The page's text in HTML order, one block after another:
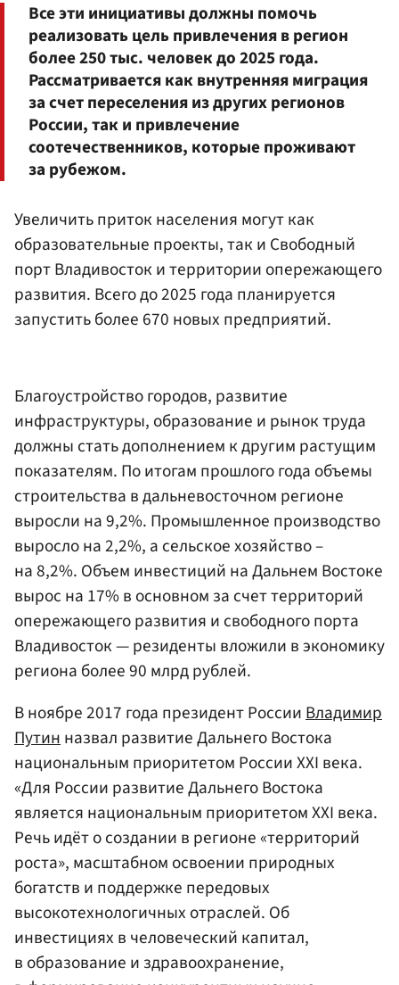
Все эти инициативы должны помочь
реализовать цель привлечения в регион
более 250 тыс. человек до 2025 года.
Рассматривается как внутренняя миграция
за счет переселения из других регионов
России, так и привлечение
соотечественников, которые проживают
за рубежом.
Увеличить приток населения могут как
образовательные проекты, так и Свободный
порт Владивосток и территории опережающего
развития. Всего до 2025 года планируется
запустить более 670 новых предприятий.
Благоустройство городов, развитие
инфраструктуры, образование и рынок труда
должны стать дополнением к другим растущим
показателям. По итогам прошлого года объемы
строительства в дальневосточном регионе
выросли на 9,2%. Промышленное производство
выросло на 2,2%, а сельское хозяйство –
на 8,2%. Объем инвестиций на Дальнем Востоке
вырос на 17% в основном за счет территорий
опережающего развития и свободного порта
Владивосток — резиденты вложили в экономику
региона более 90 млрд рублей.
В ноябре 2017 года президент РоссииВладимир
Путинназвал развитие Дальнего Востока
национальным приоритетом России XXI века.
«Для России развитие Дальнего Востока
является национальным приоритетом XXI века.
Речь идёт о создании в регионе «территорий
роста», масштабном освоении природных
богатств и поддержке передовых
высокотехнологичных отраслей. Об
инвестициях в человеческий капитал,
в образование и здравоохранение,